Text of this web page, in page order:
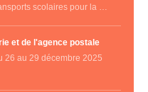
scolaires pour la …
et de l'agence postale
26 au 29 décembre 2025